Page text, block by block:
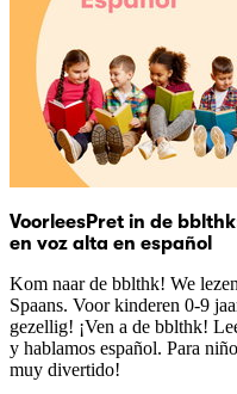
VoorleesPret in de
en voz alta en español
Kom naar de bblthk! We
Spaans. Voor kinderen 0-9
gezellig! ¡Ven a de bblthk!
y hablamos español. Para
muy divertido!